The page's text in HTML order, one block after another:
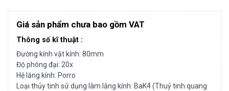
Giá sản phẩm chưa bao gồm VAT
Thông số kĩ thuật :
Đường kính vật kính: 80mm
Độ phóng đại: 20x
Hệ lăng kính: Porro
Loại thủy tinh sử dụng làm lăng kính: BaK4 (Thuỷ tinh quang